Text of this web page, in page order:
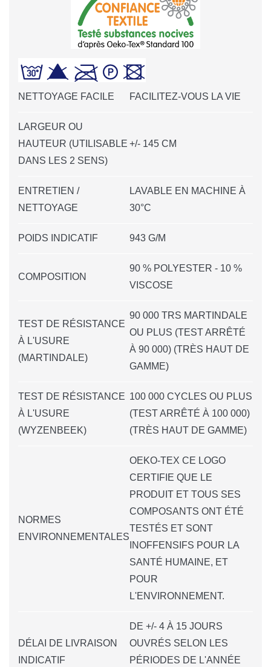
NETTOYAGE FACILE FACILITEZ-VOUS LA VIE
LARGEUR OU
HAUTEUR (UTILISABLE
DANS LES 2 SENS)
+/- 145 CM
ENTRETIEN /
NETTOYAGE
LAVABLE EN MACHINE À
30°C
POIDS INDICATIF 943 G/M
COMPOSITION
90 % POLYESTER - 10 %
VISCOSE
TEST DE RÉSISTANCE
À L'USURE
(MARTINDALE)
90 000 TRS MARTINDALE
OU PLUS (TEST ARRÊTÉ
À 90 000) (TRÈS HAUT DE
GAMME)
TEST DE RÉSISTANCE
À L'USURE
(WYZENBEEK)
100 000 CYCLES OU PLUS
(TEST ARRÊTÉ À 100 000)
(TRÈS HAUT DE GAMME)
NORMES
ENVIRONNEMENTALES
OEKO-TEX CE LOGO
CERTIFIE QUE LE
PRODUIT ET TOUS SES
COMPOSANTS ONT ÉTÉ
TESTÉS ET SONT
INOFFENSIFS POUR LA
SANTÉ HUMAINE, ET
POUR
L'ENVIRONNEMENT.
DÉLAI DE LIVRAISON
INDICATIF
DE +/- 4 À 15 JOURS
OUVRÉS SELON LES
PÉRIODES DE L'ANNÉE